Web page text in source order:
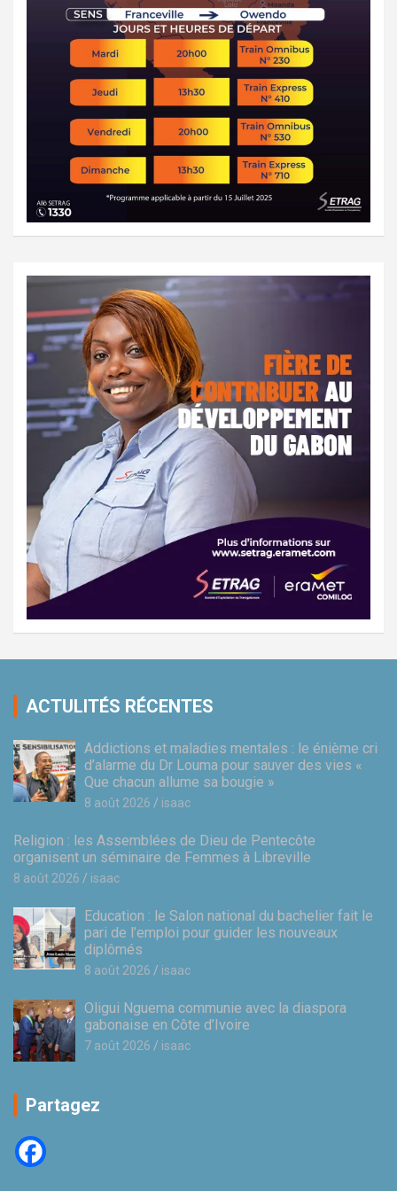
ACTULITÉS RÉCENTES
Addictions et maladies mentales : le énième cri
d’alarme du Dr Louma pour sauver des vies «
Que chacun allume sa bougie »
8 août 2026 isaac
Religion : les Assemblées de Dieu de Pentecôte
organisent un séminaire de Femmes à Libreville
8 août 2026 isaac
Education : le Salon national du bachelier fait le
pari de l’emploi pour guider les nouveaux
diplômés
8 août 2026 isaac
Oligui Nguema communie avec la diaspora
gabonaise en Côte d’Ivoire
7 août 2026 isaac
Partagez